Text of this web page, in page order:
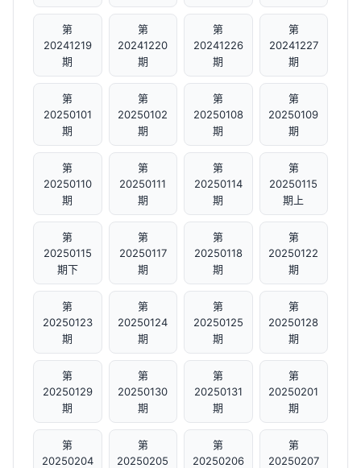
第
20241219
期
第
20241220
期
第
20241226
期
第
20241227
期
第
20250101
期
第
20250102
期
第
20250108
期
第
20250109
期
第
20250110
期
第
20250111
期
第
20250114
期
第
20250115
期上
第
20250115
期下
第
20250117
期
第
20250118
期
第
20250122
期
第
20250123
期
第
20250124
期
第
20250125
期
第
20250128
期
第
20250129
期
第
20250130
期
第
20250131
期
第
20250201
期
第
20250204
第
20250205
第
20250206
第
20250207